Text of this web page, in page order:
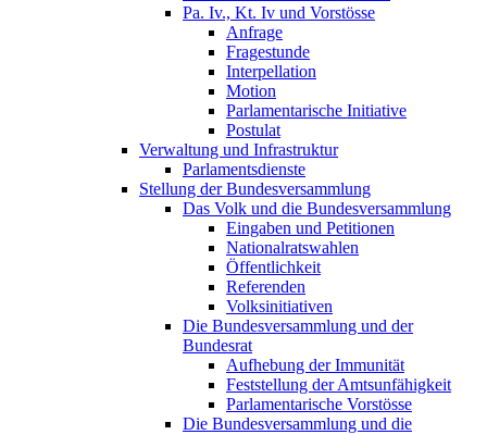
Pa. Iv., Kt. Iv und Vorstösse
Anfrage
Fragestunde
Interpellation
Motion
Parlamentarische Initiative
Postulat
Verwaltung und Infrastruktur
Parlamentsdienste
Stellung der Bundesversammlung
Das Volk und die Bundesversammlung
Eingaben und Petitionen
Nationalratswahlen
Öffentlichkeit
Referenden
Volksinitiativen
Die Bundesversammlung und der
Bundesrat
Aufhebung der Immunität
Feststellung der Amtsunfähigkeit
Parlamentarische Vorstösse
Die Bundesversammlung und die